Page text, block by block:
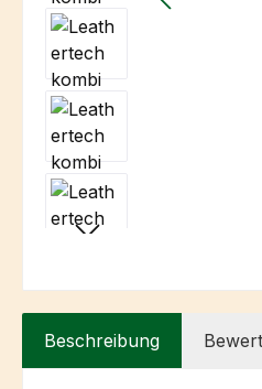
Beschreibung